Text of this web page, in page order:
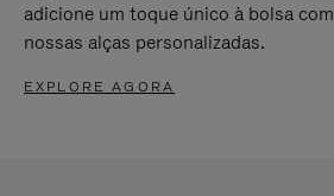
adicione um toque único à bolsa com
nossas alças personalizadas.
EXPLORE AGORA